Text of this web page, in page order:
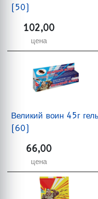
(50)
102,00
цена
Великий воин 45г
(60)
66,00
цена